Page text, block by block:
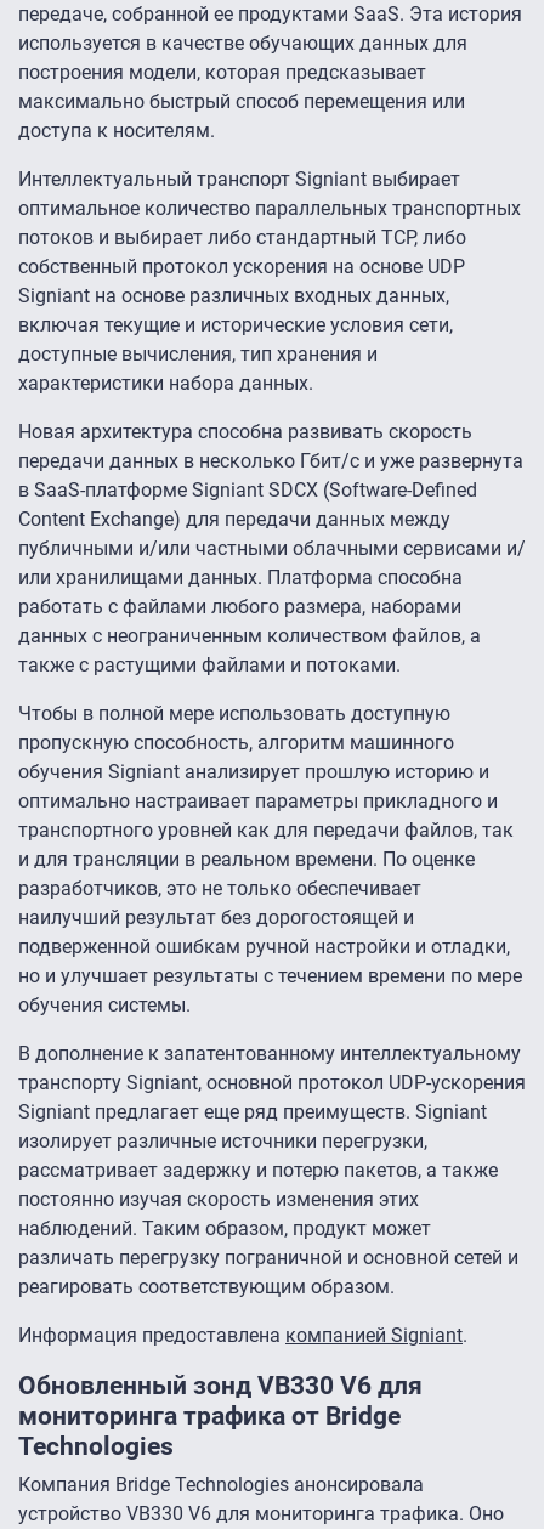
передаче, собранной ее продуктами SaaS. Эта история
используется в качестве обучающих данных для
построения модели, которая предсказывает
максимально быстрый способ перемещения или
доступа к носителям.
Интеллектуальный транспорт Signiant выбирает
оптимальное количество параллельных транспортных
потоков и выбирает либо стандартный TCP, либо
собственный протокол ускорения на основе UDP
Signiant на основе различных входных данных,
включая текущие и исторические условия сети,
доступные вычисления, тип хранения и
характеристики набора данных.
Новая архитектура способна развивать скорость
передачи данных в несколько Гбит/с и уже развернута
в SaaS-платформе Signiant SDCX (Software-Defined
Content Exchange) для передачи данных между
публичными и/или частными облачными сервисами и/
или хранилищами данных. Платформа способна
работать с файлами любого размера, наборами
данных с неограниченным количеством файлов, а
также с растущими файлами и потоками.
Чтобы в полной мере использовать доступную
пропускную способность, алгоритм машинного
обучения Signiant анализирует прошлую историю и
оптимально настраивает параметры прикладного и
транспортного уровней как для передачи файлов, так
и для трансляции в реальном времени. По оценке
разработчиков, это не только обеспечивает
наилучший результат без дорогостоящей и
подверженной ошибкам ручной настройки и отладки,
но и улучшает результаты с течением времени по мере
обучения системы.
В дополнение к запатентованному интеллектуальному
транспорту Signiant, основной протокол UDP-ускорения
Signiant предлагает еще ряд преимуществ. Signiant
изолирует различные источники перегрузки,
рассматривает задержку и потерю пакетов, а также
постоянно изучая скорость изменения этих
наблюдений. Таким образом, продукт может
различать перегрузку пограничной и основной сетей и
реагировать соответствующим образом.
Информация предоставлена компанией Signiant.
Обновленный зонд VB330 V6 для
мониторинга трафика от Bridge
Technologies
Компания Bridge Technologies анонсировала
устройство VB330 V6 для мониторинга трафика. Оно